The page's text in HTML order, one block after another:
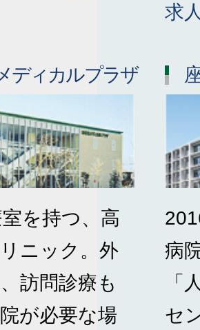
求
ディカルプラザ
を持つ、高
ニック。外
訪問診療も
が必要な場
病
「
セ